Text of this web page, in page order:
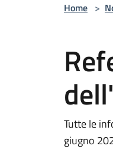
Home >
Tutte le
giugno